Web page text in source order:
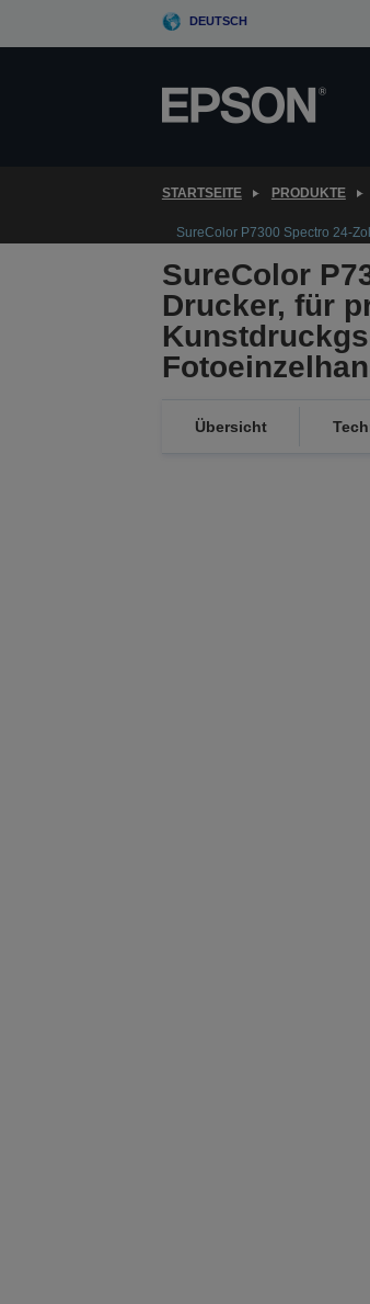
DEUTSCH
STARTSEITE PRODUKTE
SureColor P7300 Spectro 24-
SureColor
Drucker, für
Übersicht